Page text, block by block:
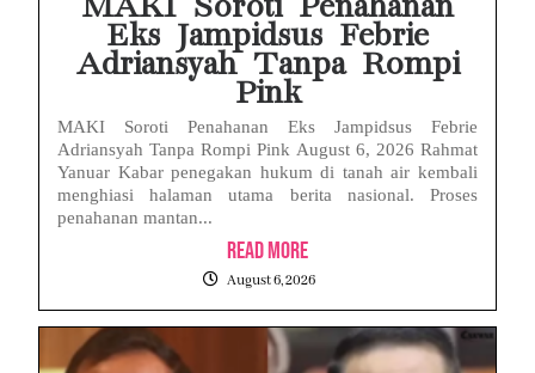
MAKI Soroti Penahanan
Eks Jampidsus Febrie
Adriansyah Tanpa Rompi
Pink
MAKI Soroti Penahanan Eks Jampidsus Febrie
Adriansyah Tanpa Rompi Pink August 6, 2026 Rahmat
Yanuar Kabar penegakan hukum di tanah air kembali
menghiasi halaman utama berita nasional. Proses
penahanan mantan...
Read More
August 6, 2026